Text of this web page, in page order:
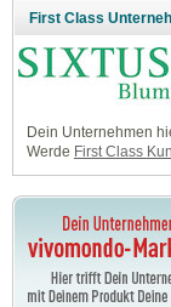
First Class
Dein Unternehmen
Werde First Class